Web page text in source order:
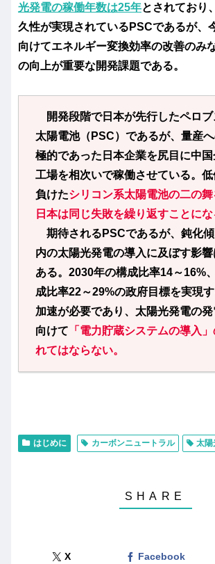
光発電の稼働年数は25年とされており
久性が実現されているPSCであるが、
向けてエネルギー変換効率の改善のみ
の向上が重要な開発課題である。
開発段階で日本が先行したペロブ
太陽電池（PSC）であるが、量産
極的であった日本企業を尻目に中
工場を相次いで稼働させている。
負けたシリコン系太陽電池の二の舞
日本は同じ失敗を繰り返すことにな
期待されるPSCであるが、鈍化傾
内の太陽光発電の導入に及ぼす影
ある。2030年の構成比率14～16%
成比率22～29%の政府目標を実現
加速が必要であり、太陽光発電の
向けて 「電力貯蔵システムの導入
れてはならない。
はじめに カーボンニュートラル 太陽
X Facebook